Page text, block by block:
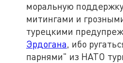
моральную
митингами и
турецкими
Эрдогана, ибо
парнями" из НАТО